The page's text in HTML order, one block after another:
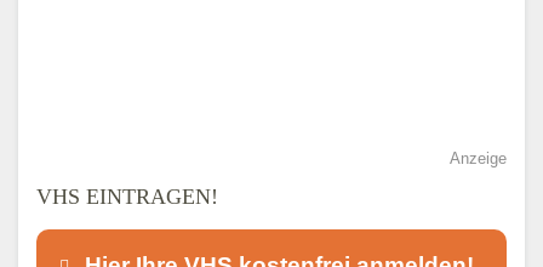
Anzeige
VHS EINTRAGEN!